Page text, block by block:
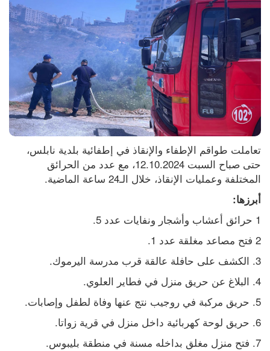
المختلفة وعمليات الإنقاذ، خلال الـ24 ساعة الماضية.
أبرزها:
1 حرائق أعشاب وأشجار ونفايات عدد 5.
2 فتح مصاعد مغلقة عدد 1.
3. الكشف على حافلة عالقة قرب مدرسة اليرموك.
4. البلاغ عن حريق منزل في فطاير العلوي.
5. حريق مركبة في روجيب نتج عنها وفاة لطفل وإصابات.
6. حريق لوحة كهربائية داخل منزل في قرية زواتا.
7. فتح منزل مغلق بداخله مسنة في منطقة بليبوس.